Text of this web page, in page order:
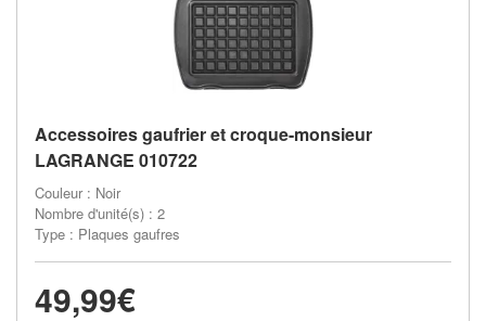
Accessoires gaufrier et croque-monsieur
LAGRANGE 010722
Couleur : Noir
Nombre d'unité(s) : 2
Type : Plaques gaufres
49,99€